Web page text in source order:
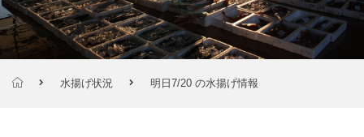
水揚げ状況 明日7/20 の水揚げ情報